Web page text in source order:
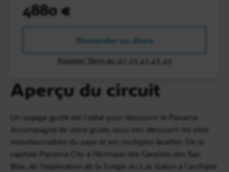
Aperçu du circuit
Un voyage guidé est l’idéal pour découvrir le Panama.
Accompagné de votre guide, vous irez découvrir les sites
incontournables du pays et ses multiples facettes. De la
capitale Panama City à l’Archipel des Caraïbes des San
Blas, de l’exploration de la Jungle du Lac Gatun à l’archipel
4880 €
Demander un devis
Appeler Yann au 01 73 43 43 43